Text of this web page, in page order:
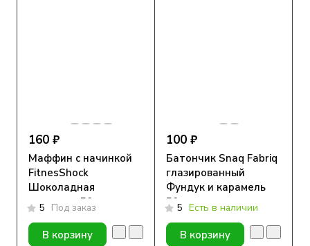
160 ₽
Маффин с начинкой
FitnesShock
Шоколадная
карамель 50гр.
5 Под заказ
В корзину
100 ₽
Батончик Snaq Fabriq
глазированный
Фундук и карамель
50гр
5 Есть в наличии
В корзину